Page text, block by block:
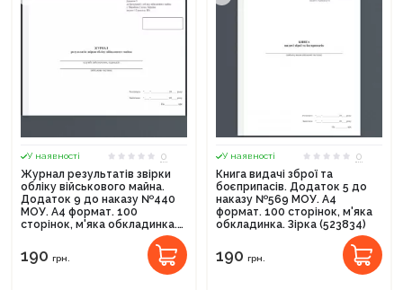
У наявності
0
Журнал результатів звірки
обліку військового майна.
Додаток 9 до наказу №440
МОУ. А4 формат. 100
сторінок, м'яка обкладинка.
190 грн.
У наявності
0
Книга видачі зброї та
боєприпасів. Додаток 5 до
наказу №569 МОУ. А4
формат. 100 сторінок, м'яка
обкладинка. Зірка (523834)
190 грн.